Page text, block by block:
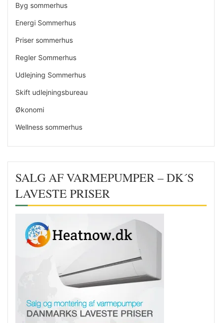
Byg sommerhus
Energi Sommerhus
Priser sommerhus
Regler Sommerhus
Udlejning Sommerhus
Skift udlejningsbureau
Økonomi
Wellness sommerhus
SALG AF VARMEPUMPER – DK´S
LAVESTE PRISER